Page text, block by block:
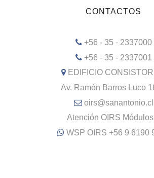
CONTACTOS
+56 - 35 - 2337000
+56 - 35 - 2337001
EDIFICIO
Av. Ramón Barros Luco
oirs@sanantonio.cl
Atención OIRS
WSP OIRS +56 9 6190